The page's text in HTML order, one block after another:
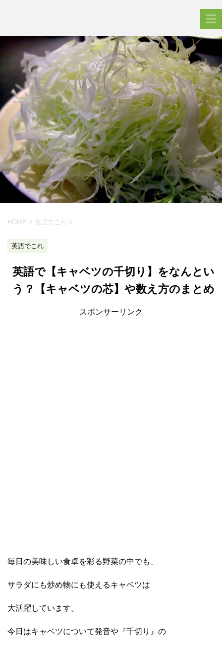
HOME > 英語でこれ >
英語でこれ
英語で【キャベツの千切り】をなんとい
う？【キャベツの芯】や数え方のまとめ
スポンサーリンク
毎日の美味しい食卓を彩る野菜の中でも、
サラダにも炒め物にも使えるキャベツは
大活躍しています。
今日はキャベツについて発音や『千切り』の